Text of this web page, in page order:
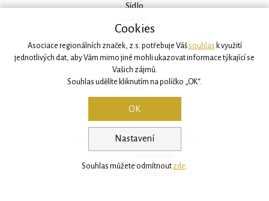
Sídlo
251 62 Mukařov
Kancelář
Svatovítská 906/6
160 00 Praha 6
© 2026, Asociace regionálních značek
Cookies
Asociace regionálních značek, z.s. potřebuje Vášsouhlas k využití
jednotlivých dat, aby Vám mimo jiné mohli ukazovat informace týkající se
Vašich zájmů.
Souhlas udělíte kliknutím na políčko „OK“.
Nastavení
OK
Souhlas můžete odmítnout zde.